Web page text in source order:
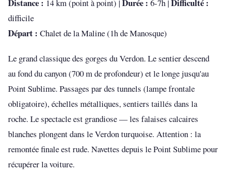
Distance : 14 km (point à point) |Durée : 6-7h |Difficulté :
difficile
Départ : Chalet de la Maline (1h de Manosque)
Le grand classique des gorges du Verdon. Le sentier descend
au fond du canyon (700 m de profondeur) et le longe jusqu'au
Point Sublime. Passages par des tunnels (lampe frontale
obligatoire), échelles métalliques, sentiers taillés dans la
roche. Le spectacle est grandiose — les falaises calcaires
blanches plongent dans le Verdon turquoise. Attention : la
remontée finale est rude. Navettes depuis le Point Sublime pour
récupérer la voiture.